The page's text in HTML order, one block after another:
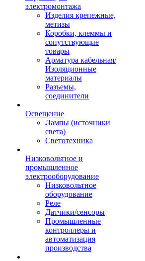
электромонтажа
Изделия крепежные,
метизы
Коробки, клеммы и
сопутствующие
товары
Арматура кабельная/
Изоляционные
материалы
Разъемы,
соединители
Освещение
Лампы (источники
света)
Светотехника
Низковольтное и
промышленное
электрооборудование
Низковольтное
оборудование
Реле
Датчики/сенсоры
Промышленные
контроллеры и
автоматизация
производства